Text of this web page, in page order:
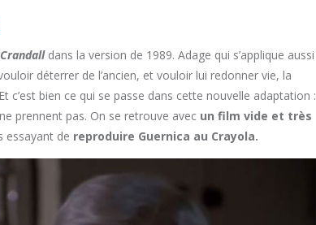
dans la version de 1989. Adage qui s’applique aussi
déterrer de l’ancien, et vouloir lui redonner vie, la
c’est bien ce qui se passe dans cette nouvelle adaptation :
prennent pas. On se retrouve avec un film vide et très
essayant de reproduire Guernica au Crayola.